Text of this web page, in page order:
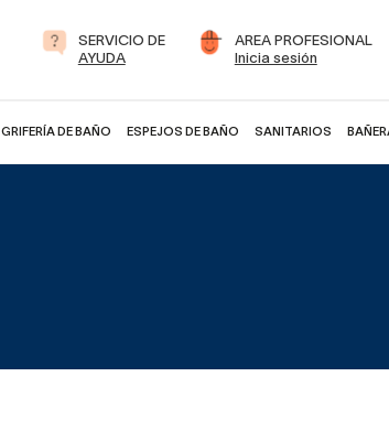
SERVICIO DE
AYUDA
AREA PROFESIONAL
Inicia sesión
GRIFERÍA DE BAÑO ESPEJOS DE BAÑO SANITARIOS